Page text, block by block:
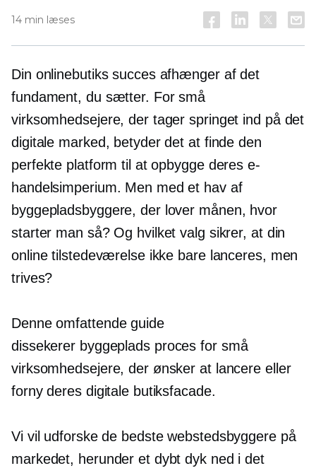
14 min læses
Din onlinebutiks succes afhænger af det
fundament, du sætter. For små
virksomhedsejere, der tager springet ind på det
digitale marked, betyder det at finde den
perfekte platform til at opbygge deres e-
handelsimperium. Men med et hav af
byggepladsbyggere, der lover månen, hvor
starter man så? Og hvilket valg sikrer, at din
online tilstedeværelse ikke bare lanceres, men
trives?
Denne omfattende guide
dissekerer byggepladsproces for små
virksomhedsejere, der ønsker at lancere eller
forny deres digitale butiksfacade.
Vi vil udforske de bedste webstedsbyggere på
markedet, herunder et dybt dyk ned i det